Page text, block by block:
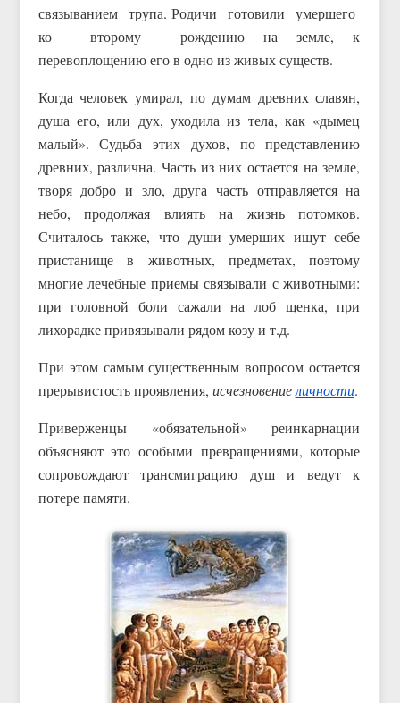
связыванием трупа. Родичи готовили умершего
ко второму рождению на земле, к
перевоплощению его в одно из живых существ.
Когда человек умирал, по думам древних славян,
душа его, или дух, уходила из тела, как «дымец
малый». Судьба этих духов, по представлению
древних, различна. Часть из них остается на земле,
творя добро и зло, друга часть отправляется на
небо, продолжая влиять на жизнь потомков.
Считалось также, что души умерших ищут себе
пристанище в животных, предметах, поэтому
многие лечебные приемы связывали с животными:
при головной боли сажали на лоб щенка, при
лихорадке привязывали рядом козу и т.д.
При этом самым существенным вопросом остается
прерывистость проявления, исчезновениеличности.
Приверженцы «обязательной» реинкарнации
объясняют это особыми превращениями, которые
сопровождают трансмиграцию душ и ведут к
потере памяти.